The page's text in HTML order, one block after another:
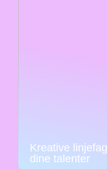
Kreative
dine talenter